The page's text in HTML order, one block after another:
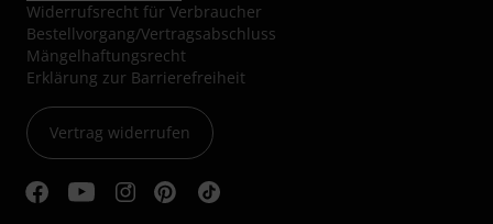
Widerrufsrecht für Verbraucher
Bestellvorgang/Vertragsabschluss
Mängelhaftungsrecht
Erklärung zur Barrierefreiheit
Vertrag widerrufen